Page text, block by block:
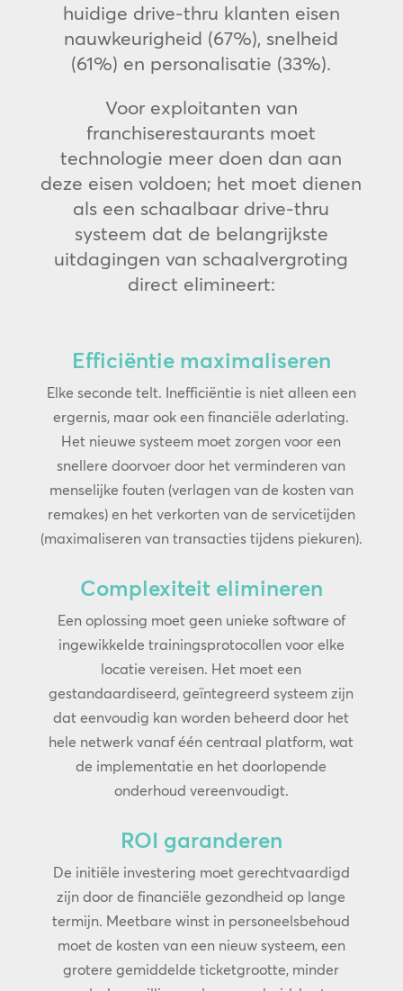
huidige drive-thru klanten eisen
nauwkeurigheid (67%), snelheid
(61%) en personalisatie (33%).
Voor exploitanten van
franchiserestaurants moet
technologie meer doen dan aan
deze eisen voldoen; het moet dienen
als een schaalbaar drive-thru
systeem dat de belangrijkste
uitdagingen van schaalvergroting
direct elimineert:
Efficiëntie maximaliseren
Elke seconde telt. Inefficiëntie is niet alleen een
ergernis, maar ook een financiële aderlating.
Het nieuwe systeem moet zorgen voor een
snellere doorvoer door het verminderen van
menselijke fouten (verlagen van de kosten van
remakes) en het verkorten van de servicetijden
(maximaliseren van transacties tijdens piekuren).
Complexiteit elimineren
Een oplossing moet geen unieke software of
ingewikkelde trainingsprotocollen voor elke
locatie vereisen. Het moet een
gestandaardiseerd, geïntegreerd systeem zijn
dat eenvoudig kan worden beheerd door het
hele netwerk vanaf één centraal platform, wat
de implementatie en het doorlopende
onderhoud vereenvoudigt.
ROI garanderen
De initiële investering moet gerechtvaardigd
zijn door de financiële gezondheid op lange
termijn. Meetbare winst in personeelsbehoud
moet de kosten van een nieuw systeem, een
grotere gemiddelde ticketgrootte, minder